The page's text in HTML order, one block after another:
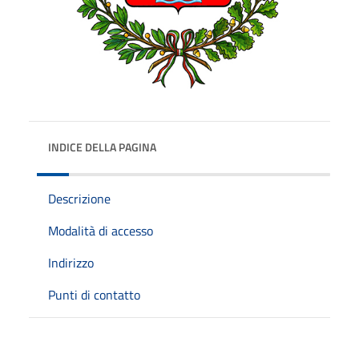
INDICE DELLA PAGINA
Descrizione
Modalità di accesso
Indirizzo
Punti di contatto